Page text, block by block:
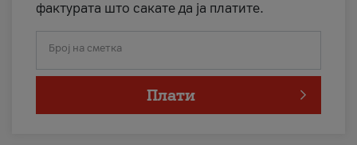
фактурата што сакате да ја платите.
Број на сметка
Плати